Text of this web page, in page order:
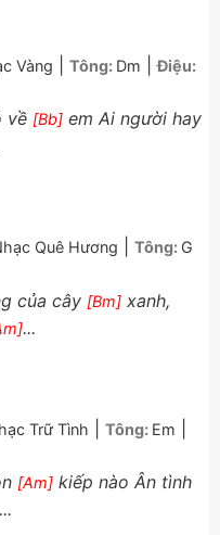
Vàng Tông: Dm |Điệu:
về [Bb] em Ai người hay
Quê Hương Tông: G
của cây [Bm] xanh,
...
Trữ Tình Tông: Em
[Am] kiếp nào Ân tình